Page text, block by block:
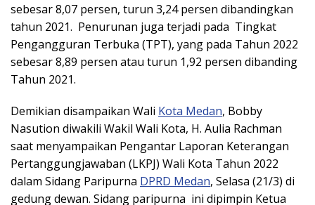
sebesar 8,07 persen, turun 3,24 persen dibandingkan
tahun 2021. Penurunan juga terjadi pada Tingkat
Pengangguran Terbuka (TPT), yang pada Tahun 2022
sebesar 8,89 persen atau turun 1,92 persen dibanding
Tahun 2021.
Demikian disampaikan Wali Kota Medan, Bobby
Nasution diwakili Wakil Wali Kota, H. Aulia Rachman
saat menyampaikan Pengantar Laporan Keterangan
Pertanggungjawaban (LKPJ) Wali Kota Tahun 2022
dalam Sidang Paripurna DPRD Medan, Selasa (21/3) di
gedung dewan. Sidang paripurna ini dipimpin Ketua